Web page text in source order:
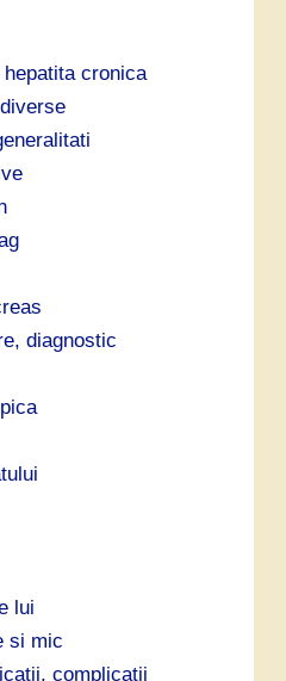
cronica
diagnostic
lui
si mic
complicatii